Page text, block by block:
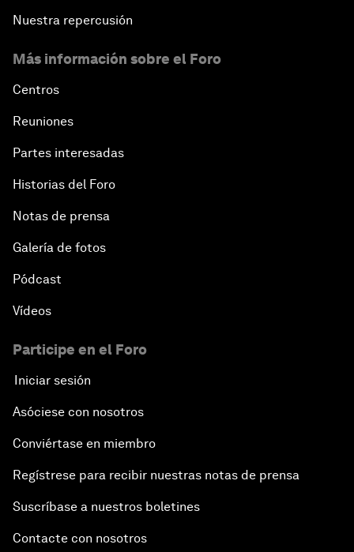
Nuestra repercusión
Más información sobre el Foro
Centros
Reuniones
Partes interesadas
Historias del Foro
Notas de prensa
Galería de fotos
Pódcast
Vídeos
Participe en el Foro
Iniciar sesión
Asóciese con nosotros
Conviértase en miembro
Regístrese para recibir nuestras notas de prensa
Suscríbase a nuestros boletines
Contacte con nosotros